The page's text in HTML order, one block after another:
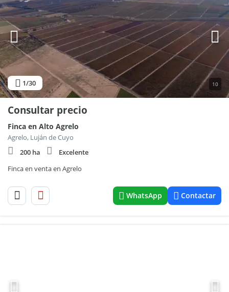
1/30 10
Consultar precio
Finca en Alto Agrelo
Agrelo, Luján de Cuyo
200 ha
Excelente
Finca en venta en Agrelo
WhatsApp Contactar